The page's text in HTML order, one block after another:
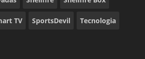
TV SportsDevil Tecnologia